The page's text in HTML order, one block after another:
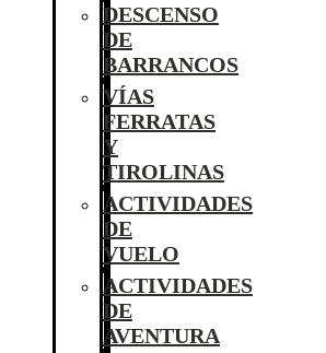
DESCENSO
DE
BARRANCOS
VÍAS
FERRATAS
Y
TIROLINAS
ACTIVIDADES
DE
VUELO
ACTIVIDADES
DE
AVENTURA